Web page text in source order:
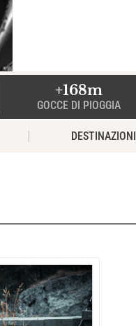
+168m
GOCCE DI PIOGGIA
DESTINAZIONI